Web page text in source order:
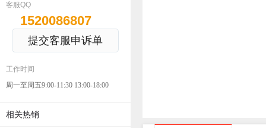
客服QQ
1520086807
提交客服申诉单
工作时间
周一至周五9:00-11:30 13:00-18:00
相关热销